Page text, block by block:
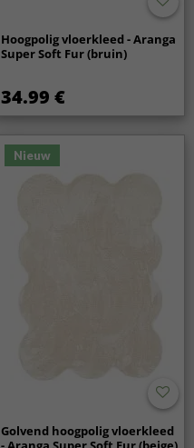
Hoogpolig vloerkleed - Aranga
Super Soft Fur (bruin)
34.99 €
Nieuw
Golvend hoogpolig vloerkleed